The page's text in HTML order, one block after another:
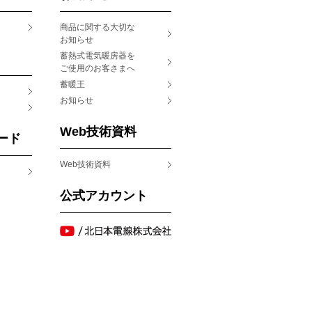
ド
商品に関する大切な
お知らせ
蓄熱式電気暖房器を
ご使用のお客さまへ
蓄暖王
お知らせ
Web技術資料
Web技術資料
公式アカウント